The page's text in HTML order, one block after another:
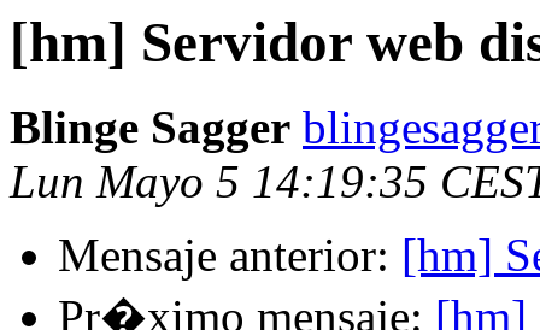
[hm] Servidor web
Blinge Sagger
Lun Mayo 5 14:19:35
Mensaje anterior: [hm]
Pr�ximo mensaje: [hm]